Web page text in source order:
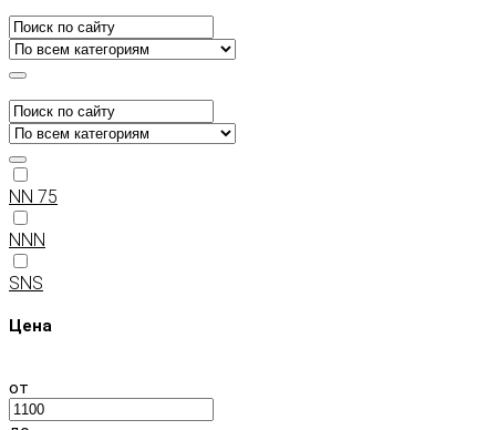
NN 75
NNN
SNS
Цена
от